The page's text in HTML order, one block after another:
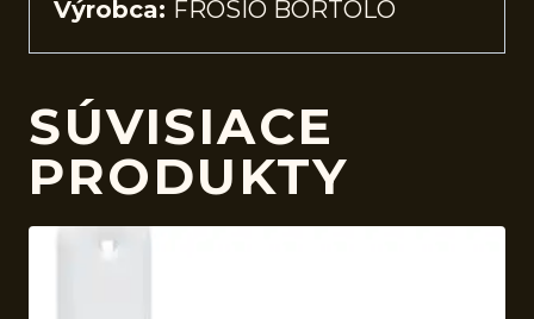
Výrobca: FROSIO BORTOLO
SÚVISIACE
PRODUKTY